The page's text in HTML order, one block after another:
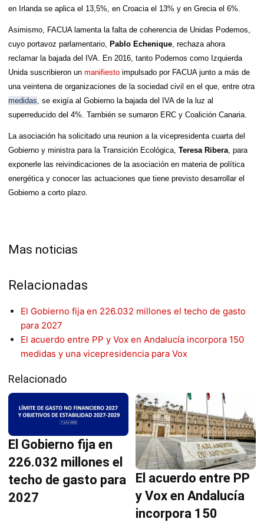
en Irlanda se aplica el 13,5%, en Croacia el 13% y en Grecia el 6%.
Asimismo, FACUA lamenta la falta de coherencia de Unidas Podemos,
cuyo portavoz parlamentario,
Pablo Echenique , rechaza ahora
reclamar la bajada del IVA. En 2016, tanto Podemos como Izquierda
Unida suscribieron un manifiesto impulsado por FACUA junto a más de
una veintena de organizaciones de la sociedad civil en el que, entre otra
medidas , se exigía al Gobierno la bajada del IVA de la luz al
superreducido del 4%. También se sumaron ERC y Coalición Canaria.
La asociación ha solicitado una reunion a la vicepresidenta cuarta del
Gobierno y ministra para la Transición Ecológica, Teresa Ribera , para
exponerle las reivindicaciones de la asociación en materia de política
energética y conocer las actuaciones que tiene previsto desarrollar el
Gobierno a corto plazo.
Mas noticias
Relacionadas
El Gobierno fija en 226.032 millones el techo de gasto
para 2027
El acuerdo entre PP y Vox en Andalucía incorpora 150
medidas y una vicepresidencia para Vox
Relacionado
El Gobierno fija en
226.032 millones el
techo de gasto para
2027
El acuerdo entre PP
y Vox en Andalucía
incorpora 150